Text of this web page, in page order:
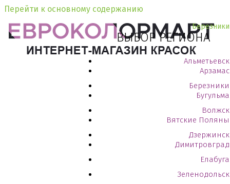
Перейти к основному содержанию
Березники
ВЫБОР РЕГИОНА
Альметьевск
Арзамас
Березники
Бугульма
Волжск
Вятские Поляны
Дзержинск
Димитровград
Елабуга
Зеленодольск